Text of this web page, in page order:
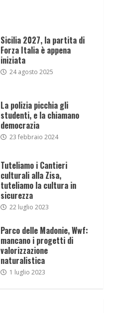
Sicilia 2027, la partita di
Forza Italia è appena
iniziata
24 agosto 2025
La polizia picchia gli
studenti, e la chiamano
democrazia
23 febbraio 2024
Tuteliamo i Cantieri
culturali alla Zisa,
tuteliamo la cultura in
sicurezza
22 luglio 2023
Parco delle Madonie, Wwf:
mancano i progetti di
valorizzazione
naturalistica
1 luglio 2023